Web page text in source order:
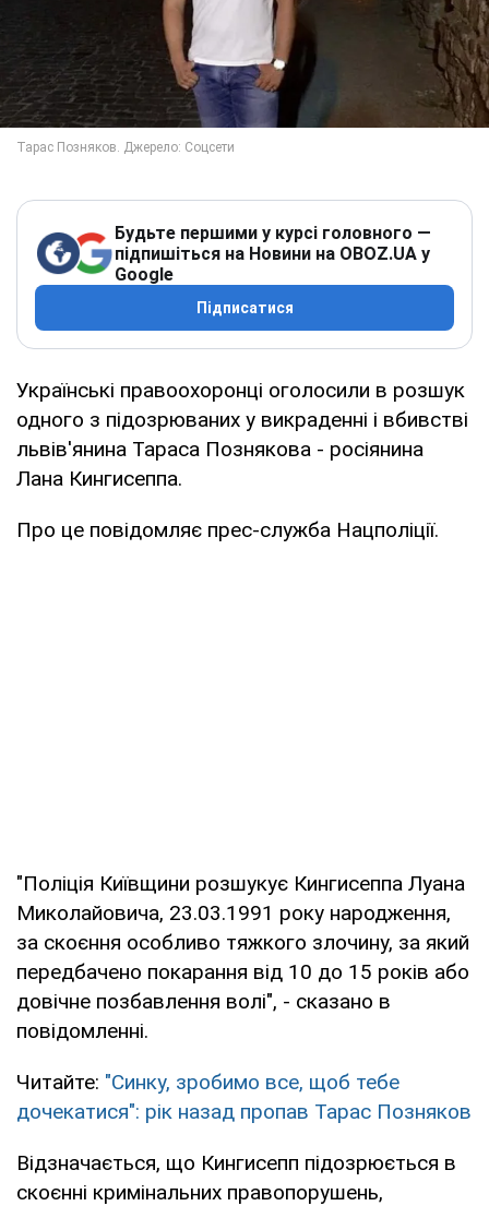
Будьте першими у курсі головного —
підпишіться на Новини на OBOZ.UA у
Google
Підписатися
Українські правоохоронці оголосили в розшук
одного з підозрюваних у викраденні і вбивстві
львів'янина Тараса Познякова - росіянина
Лана Кингисеппа.
Про це повідомляє прес-служба Нацполіції.
"Поліція Київщини розшукує Кингисеппа Луана
Миколайовича, 23.03.1991 року народження,
за скоєння особливо тяжкого злочину, за який
передбачено покарання від 10 до 15 років або
довічне позбавлення волі", - сказано в
повідомленні.
Читайте: "Синку, зробимо все, щоб тебе
дочекатися": рік назад пропав Тарас Позняков
Відзначається, що Кингисепп підозрюється в
скоєнні кримінальних правопорушень,